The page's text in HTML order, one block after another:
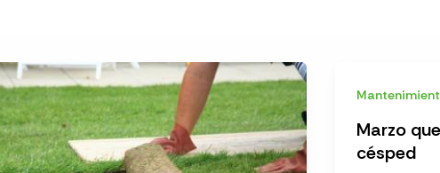
Marzo
césped